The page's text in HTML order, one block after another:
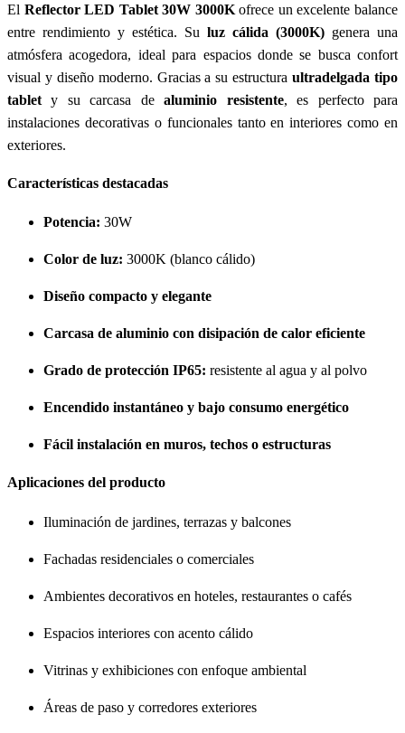
El Reflector LED Tablet 30W 3000Kofrece un excelente balance
entre rendimiento y estética. Su luz cálida (3000K) genera una
atmósfera acogedora, ideal para espacios donde se busca confort
visual y diseño moderno. Gracias a su estructuraultradelgada tipo
tablet y su carcasa dealuminio resistente, es perfecto para
instalaciones decorativas o funcionales tanto en interiores como en
exteriores.
Características destacadas
Potencia: 30W
Color de luz: 3000K (blanco cálido)
Diseño compacto y elegante
Carcasa de aluminio con disipación de calor eficiente
Grado de protección IP65: resistente al agua y al polvo
Encendido instantáneo y bajo consumo energético
Fácil instalación en muros, techos o estructuras
Aplicaciones del producto
Iluminación de jardines, terrazas y balcones
Fachadas residenciales o comerciales
Ambientes decorativos en hoteles, restaurantes o cafés
Espacios interiores con acento cálido
Vitrinas y exhibiciones con enfoque ambiental
Áreas de paso y corredores exteriores